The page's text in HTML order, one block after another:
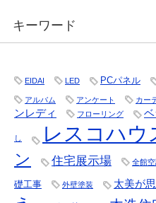
キーワード
EIDAI LED PCパネル
アルバム アンケート カー
ンレディ
フローリング
し レスコハウ
ン
住宅展示場 全館空
礎工事 外壁塗装 太美が